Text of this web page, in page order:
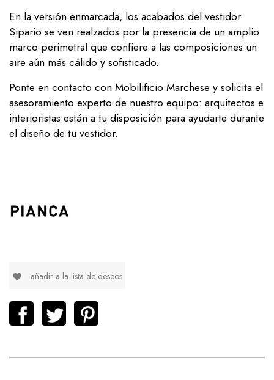
En la versión enmarcada, los acabados del vestidor
Sipario se ven realzados por la presencia de un amplio
marco perimetral que confiere a las composiciones un
aire aún más cálido y sofisticado.
Ponte en contacto con Mobilificio Marchese y solicita el
asesoramiento experto de nuestro equipo: arquitectos e
interioristas están a tu disposición para ayudarte durante
el diseño de tu vestidor.
favorite añadir a la lista de deseos